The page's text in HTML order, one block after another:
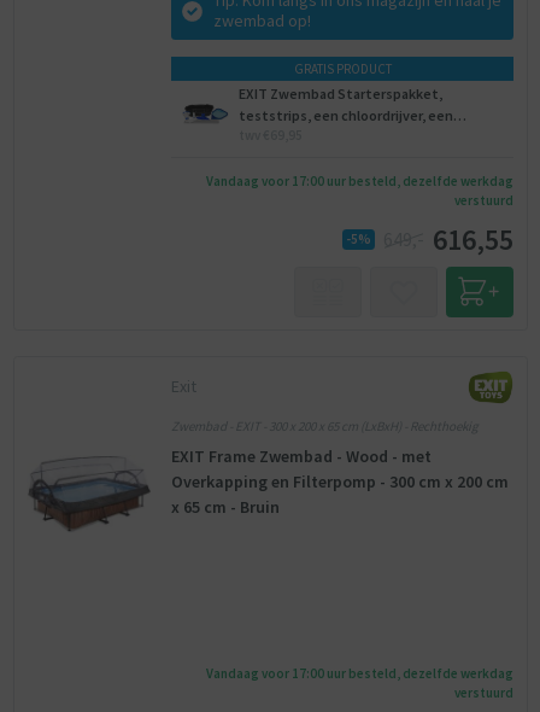
zwembad op!
GRATIS PRODUCT
EXIT Zwembad Starterspakket,
teststrips, een chloordrijver, een
Vandaag voor 17:00 uur besteld, dezelfde werkdag
verstuurd
-5% 616,55
Exit
Zwembad - EXIT - 300 x 200 x 65 cm (LxBxH) - Rechthoekig
EXIT Frame Zwembad - Wood - met
Overkapping en Filterpomp - 300 cm x 200 cm
x 65 cm - Bruin
Vandaag voor 17:00 uur besteld, dezelfde werkdag
verstuurd